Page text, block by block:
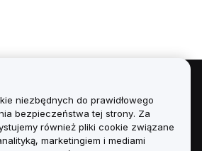
niezbędnych do prawidłowego
bezpieczeństwa tej strony. Za
również pliki cookie związane
marketingiem i mediami